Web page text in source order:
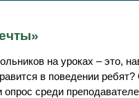
на уроках – это,
в поведении
среди